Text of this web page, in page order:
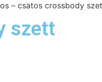
– csatos crossbody
szett